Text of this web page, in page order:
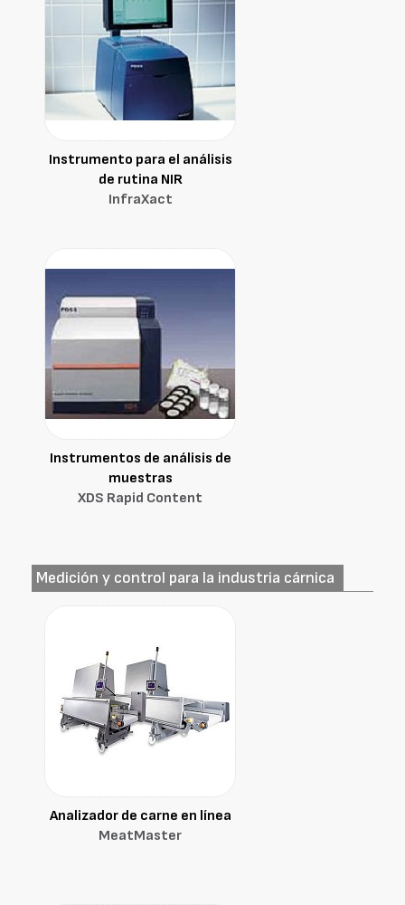
Instrumento para el análisis
de rutina NIR
InfraXact
Instrumentos de análisis de
muestras
XDS Rapid Content
Medición y control para la industria cárnica
Analizador de carne en línea
MeatMaster